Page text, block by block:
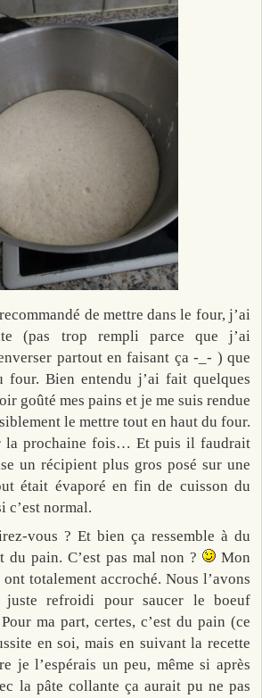
de mettre dans le four, j’ai
(pas trop rempli parce que j’ai
partout en faisant ça -_- ) que
four. Bien entendu j’ai fait quelques
goûté mes pains et je me suis rendue
le mettre tout en haut du four.
la prochaine fois… Et puis il faudrait
un récipient plus gros posé sur une
était évaporé en fin de cuisson du
c’est normal.
vous ? Et bien ça ressemble à du
du pain. C’est pas mal non ?
Mon
totalement accroché. Nous l’avons
juste refroidi pour saucer le boeuf
ma part, certes, c’est du pain (ce
en soi, mais en suivant la recette
je l’espérais un peu, même si après
la pâte collante ça aurait pu ne pas